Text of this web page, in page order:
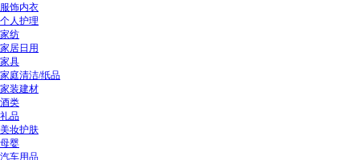
服饰内衣
个人护理
家纺
家居日用
家具
家庭清洁/纸品
家装建材
酒类
礼品
美妆护肤
母婴
汽车用品